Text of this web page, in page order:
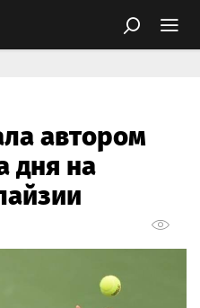
автором
дня на